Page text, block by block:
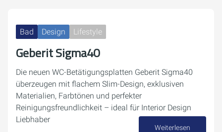
Bad Design Lifestyle
Geberit Sigma40
Die neuen WC-Betätigungsplatten Geberit Sigma40
überzeugen mit flachem Slim-Design, exklusiven
Materialien, Farbtönen und perfekter
Reinigungsfreundlichkeit – ideal für Interior Design
Liebhaber
Weiterlesen